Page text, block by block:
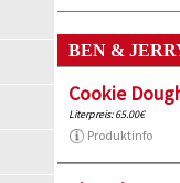
BEN &
Cookie
Literpreis: 65.00€
Produktinfo